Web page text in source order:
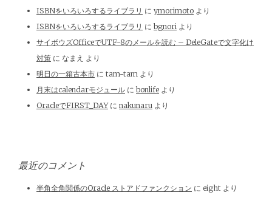
ISBNをいろいろするライブラリ に ymorimoto より
ISBNをいろいろするライブラリ に bgnori より
サイボウズOfficeでUTF-8のメールを読む – DeleGateで文字化け
対策 に なまえ より
明日の一箱古本市 に tam-tam より
月末はcalendarモジュール に bonlife より
OracleでFIRST_DAYに nakunaru より
最近のコメント
半角全角関係のOracle ストアドファンクション に eight より